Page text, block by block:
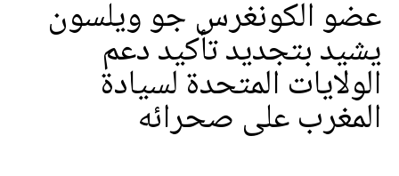
عضو الكونغرس جو ويلسون
يشيد بتجديد تأكيد دعم
الولايات المتحدة لسيادة
المغرب على صحرائه